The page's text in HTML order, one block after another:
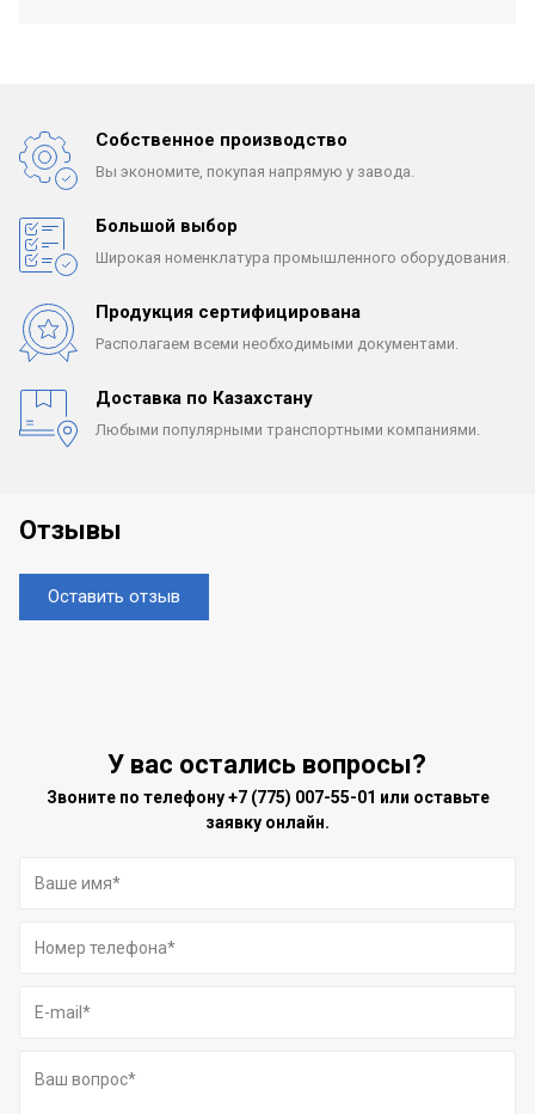
Собственное производство
Вы экономите, покупая напрямую у завода.
Большой выбор
Широкая номенклатура промышленного оборудования.
Продукция сертифицирована
Располагаем всеми необходимыми документами.
Доставка по Казахстану
Любыми популярными транспортными компаниями.
Отзывы
Оставить отзыв
У вас остались вопросы?
Звоните по телефону+7 (775) 007-55-01 или оставьте
заявку онлайн.